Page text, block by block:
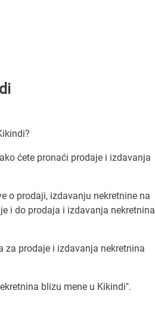
ćete pronaći prodaje i izdavanja
o prodaji, izdavanju nekretnine na
i do prodaja i izdavanja nekretnina
za prodaje i izdavanja nekretnina
blizu mene u Kikindi".